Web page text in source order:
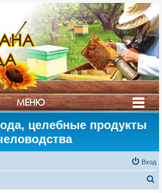
МЕНЮ
целебные продукты
Вход